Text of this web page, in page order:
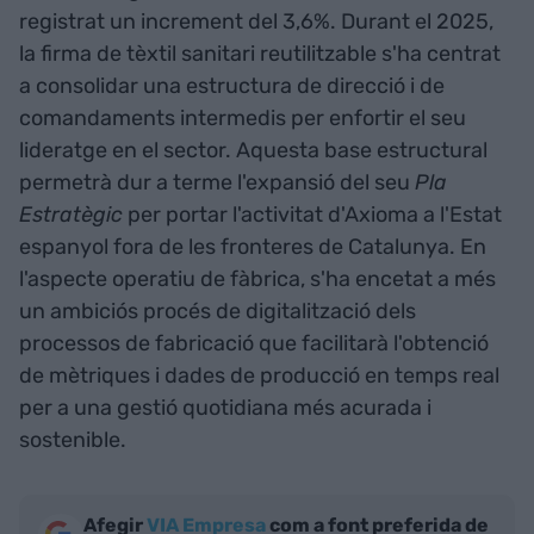
registrat un increment del 3,6%. Durant el 2025,
la firma de tèxtil sanitari reutilitzable s'ha centrat
a consolidar una estructura de direcció i de
comandaments intermedis per enfortir el seu
lideratge en el sector. Aquesta base estructural
permetrà dur a terme l'expansió del seu Pla
Estratègic per portar l'activitat d'Axioma a l'Estat
espanyol fora de les fronteres de Catalunya. En
l'aspecte operatiu de fàbrica, s'ha encetat a més
un ambiciós procés de digitalització dels
processos de fabricació que facilitarà l'obtenció
de mètriques i dades de producció en temps real
per a una gestió quotidiana més acurada i
sostenible.
AfegirVIA Empresa com a font preferida de